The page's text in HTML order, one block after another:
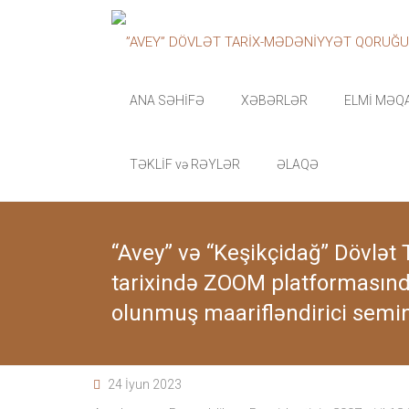
”AVEY”
TARİX-
MƏDƏNİYYƏT
QORUĞU
Dövlət
Tarix-
Mədəniyyət
zəngin
və
arxeoloji
ANA SƏHİFƏ XƏBƏRLƏR ELMİ
TƏKLİF və RƏYLƏR ƏLAQƏ
“Avey” və “Keşikçidağ”
tarixində ZOOM
olunmuş maarifləndirici
24 İyun 2023